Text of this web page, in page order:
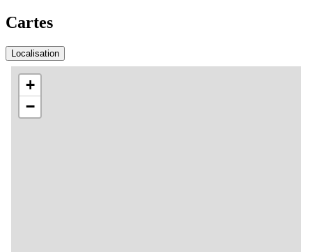
Cartes
Localisation